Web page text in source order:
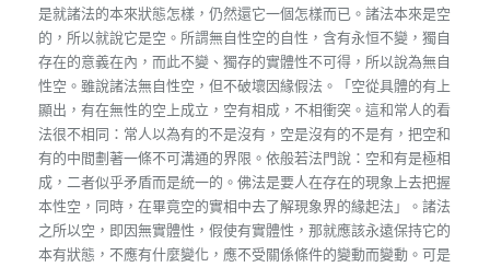
是就諸法的本來狀態怎樣，仍然還它一個怎樣而已。諸法本來是空
的，所以就說它是空。所謂無自性空的自性，含有永恒不變，獨自
存在的意義在內，而此不變、獨存的實體性不可得，所以說為無自
性空。雖說諸法無自性空，但不破壞因緣假法。「空從具體的有上
顯出，有在無性的空上成立，空有相成，不相衝突。這和常人的看
法很不相同：常人以為有的不是沒有，空是沒有的不是有，把空和
有的中間劃著一條不可溝通的界限。依般若法門說：空和有是極相
成，二者似乎矛盾而是統一的。佛法是要人在存在的現象上去把握
本性空，同時，在畢竟空的實相中去了解現象界的緣起法」。諸法
之所以空，即因無實體性，假使有實體性，那就應該永遠保持它的
本有狀態，不應有什麼變化，應不受關係條件的變動而變動。可是